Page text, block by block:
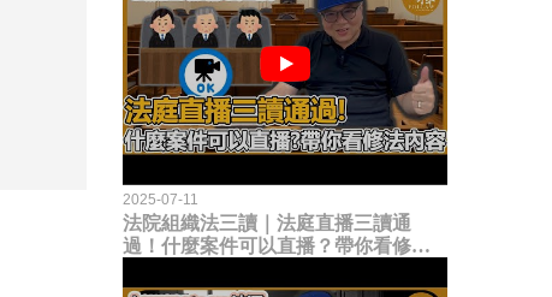
2025-07-11
法院組織法三讀｜法庭直播三讀通
過！什麼案件可以直播？帶你看修法